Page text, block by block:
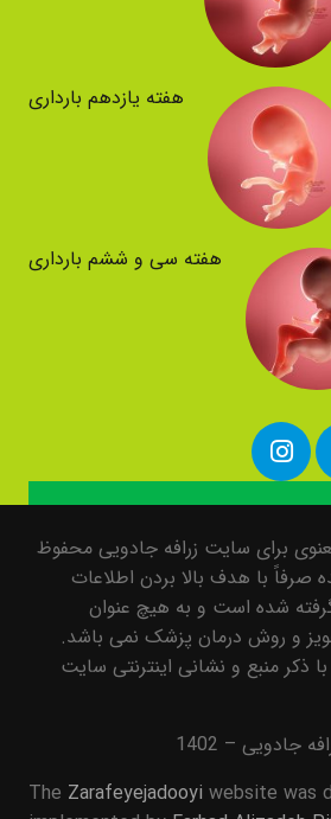
هفته یازدهم بارداری
هفته سی و ششم بارداری
برای سایت زرافه جادویی محفوظ
صرفاً با هدف بالا بردن اطلاعات
شده است و به هیچ عنوان
و روش درمان پزشک نمی باشد.
ذکر منبع و نشانی اینترنتی سایت
– 1402
The Zarafeyejadooyi website was